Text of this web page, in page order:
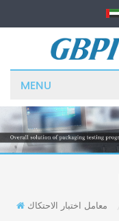
MENU
معامل اختبار الاحتكاك